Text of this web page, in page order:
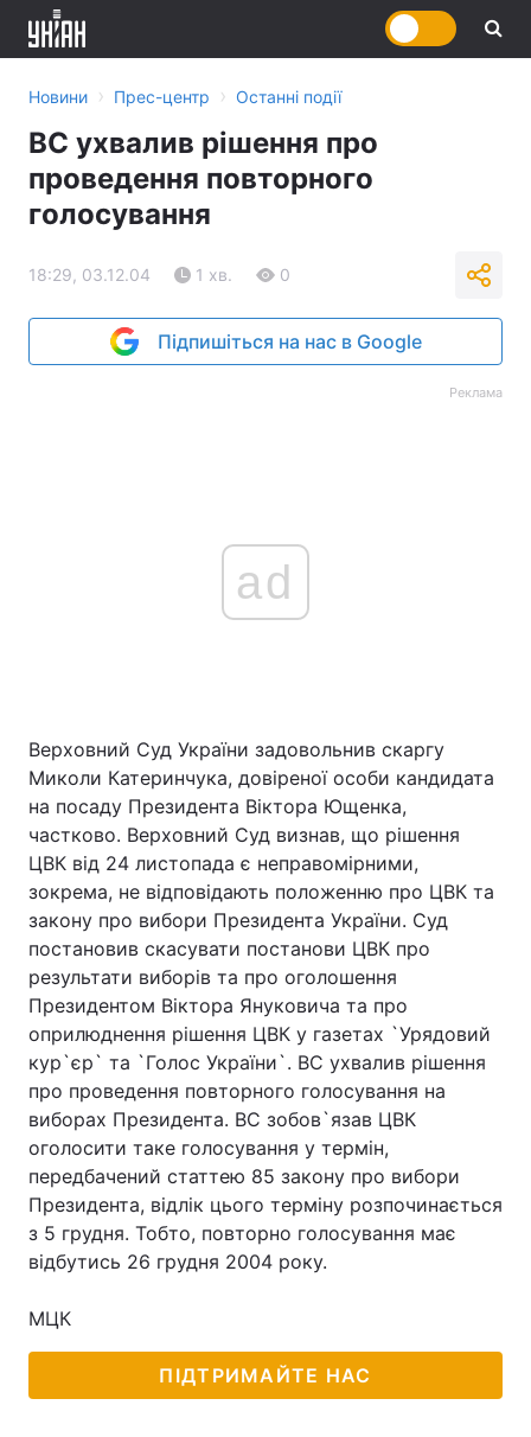
Війна
Україна Політика
Економіка Світ
Спорт
Техно і зв'язок Лайт
Новини › Прес-центр › Останні події
ВС ухвалив рішення про
проведення повторного
голосування
18:29, 03.12.04 1 хв. 0
Підпишіться на нас в Google
Реклама
ad
Верховний Суд України задовольнив скаргу
Миколи Катеринчука, довіреної особи кандидата
на посаду Президента Віктора Ющенка,
частково. Верховний Суд визнав, що рішення
ЦВК від 24 листопада є неправомірними,
зокрема, не відповідають положенню про ЦВК та
закону про вибори Президента України. Суд
постановив скасувати постанови ЦВК про
результати виборів та про оголошення
Президентом Віктора Януковича та про
оприлюднення рішення ЦВК у газетах `Урядовий
кур`єр` та `Голос України`. ВС ухвалив рішення
про проведення повторного голосування на
виборах Президента. ВС зобов`язав ЦВК
оголосити таке голосування у термін,
передбачений статтею 85 закону про вибори
Президента, відлік цього терміну розпочинається
з 5 грудня. Тобто, повторно голосування має
відбутись 26 грудня 2004 року.
МЦК
ПІДТРИМАЙТЕ НАС